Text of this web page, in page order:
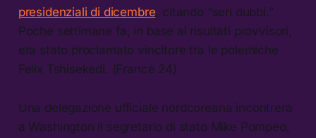
presidenziali di dicembre, citando “seri dubbi.”
Poche settimane fa, in base ai risultati provvisori,
era stato proclamato vincitore tra le polemiche
Felix Tshisekedi. (France 24)
Una delegazione ufficiale nordcoreana incontrerà
a Washington il segretario di stato Mike Pompeo,